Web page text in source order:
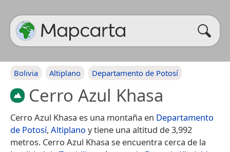
Bolivia Altiplano Departamento de Potosí
Cerro Azul Khasa
Cerro Azul Khasa es una montaña en Departamento
de Potosí, Altiplano y tiene una altitud de 3,992
metros. Cerro Azul Khasa se encuentra cerca de la